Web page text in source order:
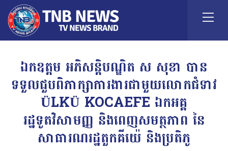
ឯកឧត្តម អភិសន្តិបណ្ឌិត ស សុខា បាន
ទទួលជួបពិភាក្សាការងារជាមួយលោកជំទាវ
ÜLKÜ KOCAEFE ឯកអគ្គ
រដ្ឋទូតវិសាមញ្ញ និងពេញសមត្ថភាព នៃ
សាធារណរដ្ឋតួកគីយ៉េ និងប្រតិភូ